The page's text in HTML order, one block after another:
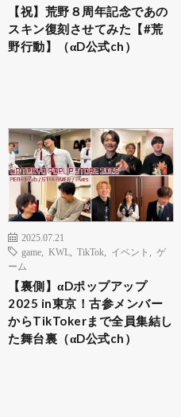
【祝】荒野８周年記念であの
スキン復刻させてみた【#荒
野行動】（αD公式ch）
2025.07.21
game
KWL TikTok イベント
ゲ
ーム
【裏側】αDポップアップ
2025 in東京！古参メンバー
からTikTokerまで全員集結し
た舞台裏（αD公式ch）